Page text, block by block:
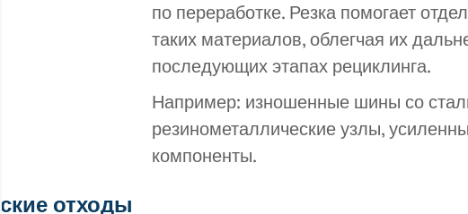
по переработке. Резка помогает
таких материалов, облегчая их
последующих этапах рециклинга.
Например: изношенные шины со
резинометаллические узлы,
компоненты.
отходы